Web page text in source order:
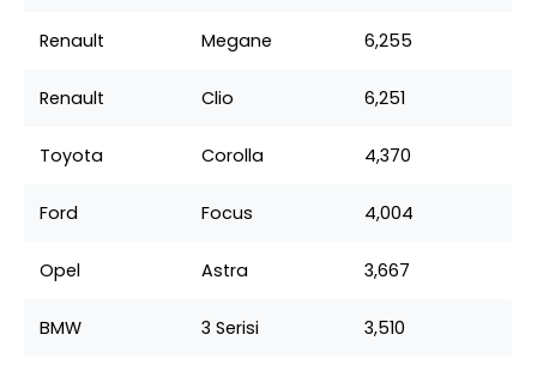
Renault Megane 6,255
Renault Clio 6,251
Toyota Corolla 4,370
Ford Focus 4,004
Opel Astra 3,667
BMW 3 Serisi 3,510